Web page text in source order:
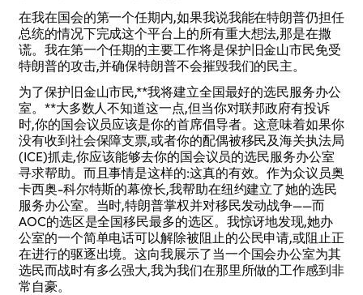
在我在国会的第一个任期内,如果我说我能在特朗普仍担任
总统的情况下完成这个平台上的所有重大想法,那是在撒
谎。我在第一个任期的主要工作将是保护旧金山市民免受
特朗普的攻击,并确保特朗普不会摧毁我们的民主。
为了保护旧金山市民,**我将建立全国最好的选民服务办公
室。**大多数人不知道这一点,但当你对联邦政府有投诉
时,你的国会议员应该是你的首席倡导者。这意味着如果你
没有收到社会保障支票,或者你的配偶被移民及海关执法局
(ICE)抓走,你应该能够去你的国会议员的选民服务办公室
寻求帮助。而且事情是这样的:这真的有效。作为众议员奥
卡西奥-科尔特斯的幕僚长,我帮助在纽约建立了她的选民
服务办公室。当时,特朗普掌权并对移民发动战争——而
AOC的选区是全国移民最多的选区。我惊讶地发现,她办
公室的一个简单电话可以解除被阻止的公民申请,或阻止正
在进行的驱逐出境。这向我展示了当一个国会办公室为其
选民而战时有多么强大,我为我们在那里所做的工作感到非
常自豪。